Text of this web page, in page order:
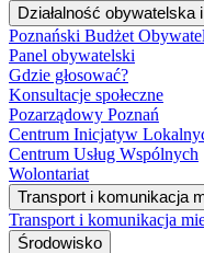
Działalność obywatelska
Poznański Budżet
Panel obywatelski
Gdzie głosować?
Konsultacje społeczne
Pozarządowy Poznań
Centrum Inicjatyw
Centrum Usług Wspólnych
Wolontariat
Transport i komunikacja
Transport i komunikacja
Środowisko